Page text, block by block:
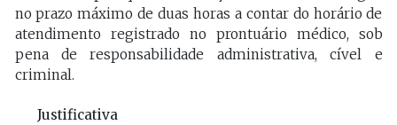
no prazo máximo de duas horas a contar do horário de
atendimento registrado no prontuário médico, sob
pena de responsabilidade administrativa, cível e
criminal.
Justificativa